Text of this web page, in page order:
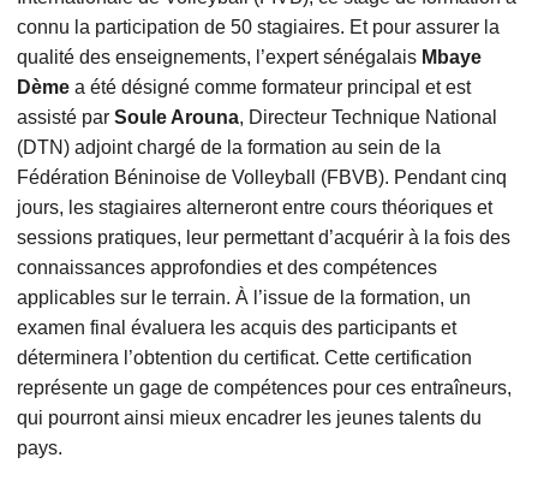
connu la participation de 50 stagiaires. Et pour assurer la
qualité des enseignements, l’expert sénégalais Mbaye
Dèmea été désigné comme formateur principal et est
assisté par Soule Arouna, Directeur Technique National
(DTN) adjoint chargé de la formation au sein de la
Fédération Béninoise de Volleyball (FBVB). Pendant cinq
jours, les stagiaires alterneront entre cours théoriques et
sessions pratiques, leur permettant d’acquérir à la fois des
connaissances approfondies et des compétences
applicables sur le terrain. À l’issue de la formation, un
examen final évaluera les acquis des participants et
déterminera l’obtention du certificat. Cette certification
représente un gage de compétences pour ces entraîneurs,
qui pourront ainsi mieux encadrer les jeunes talents du
pays.